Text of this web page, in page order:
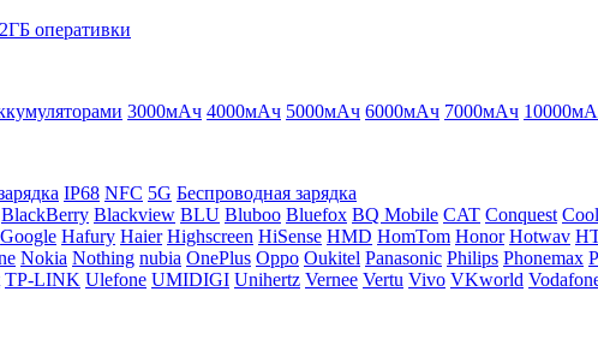
оперативки
3000мАч 4000мАч 5000мАч 6000мАч 7000мАч
IP68 NFC 5G Беспроводная зарядка
BlackBerry Blackview BLU Bluboo Bluefox BQ Mobile CAT Conquest
Google Hafury Haier Highscreen HiSense HMD HomTom Honor Hotwav
Nokia Nothing nubia OnePlus Oppo Oukitel Panasonic Philips Phonemax
TP-LINK Ulefone UMIDIGI Unihertz Vernee Vertu Vivo VKworld